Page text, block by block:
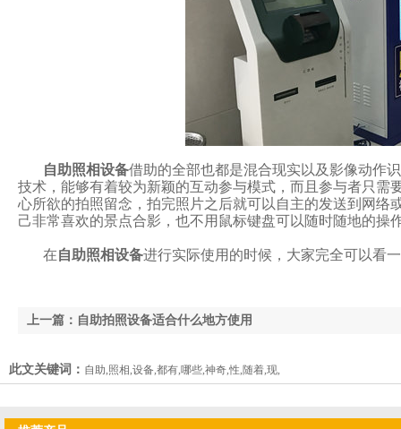
自助照相设备借助的全部也都是混合现实以及影像动作识
技术，能够有着较为新颖的互动参与模式，而且参与者只
心所欲的拍照留念，拍完照片之后就可以自主的发送到网络
己非常喜欢的景点合影，也不用鼠标键盘可以随时随地的操
在自助照相设备进行实际使用的时候，大家完全可以看一
上一篇：自助拍照设备适合什么地方使用
此文关键词： 自助,照相,设备,都有,哪些,神奇,性,随着,现,